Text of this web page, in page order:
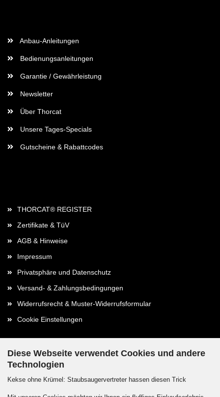
Diese Webseite verwendet Cookies und andere
Technologien
Kekse ohne Krümel: Staubsaugervertreter hassen diesen Trick
Anbau-Anleitungen
Bedienungsanleitungen
Garantie / Gewährleistung
Newsletter
Über Thorcat
Unsere Tages-Specials
Gutscheine & Rabattcodes
THORCAT® REGISTER
Zertifikate & TüV
AGB & Hinweise
Impressum
Privatsphäre und Datenschutz
Versand- & Zahlungsbedingungen
Widerrufsrecht & Muster-Widerrufsformular
Cookie Einstellungen
Kontaktdaten